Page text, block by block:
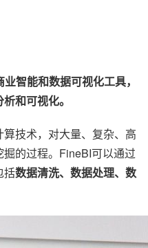
智能和数据可视化工具，
和可视化。
技术，对大量、复杂、高
的过程。FineBI可以通过
括数据清洗、数据处理、数